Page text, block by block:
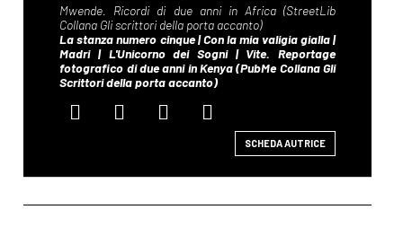
SCHEDA AUTRICE